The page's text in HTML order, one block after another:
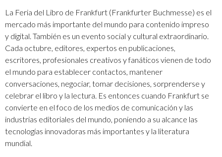
La Feria del Libro de Frankfurt (Frankfurter Buchmesse) es el
mercado más importante del mundo para contenido impreso
y digital. También es un evento social y cultural extraordinario.
Cada octubre, editores, expertos en publicaciones,
escritores, profesionales creativos y fanáticos vienen de todo
el mundo para establecer contactos, mantener
conversaciones, negociar, tomar decisiones, sorprenderse y
celebrar el libro y la lectura. Es entonces cuando Frankfurt se
convierte en el foco de los medios de comunicación y las
industrias editoriales del mundo, poniendo a su alcance las
tecnologías innovadoras más importantes y la literatura
mundial.